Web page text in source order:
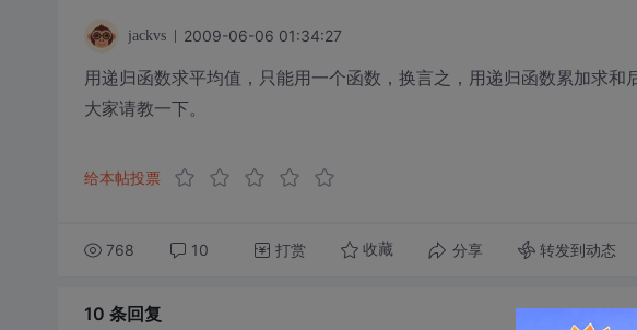
jackvs 2009-06-06 01:34:27
用递归函数求平均值，只能用一个函数，换言之，用递归函数累加求
大家请教一下。
给本帖投票
768 10 打赏 收藏 分享 转发到动态
10 条回复